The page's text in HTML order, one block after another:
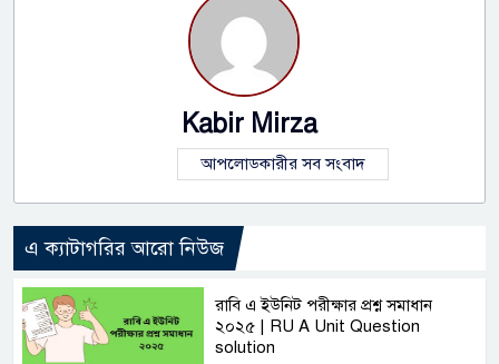
Kabir Mirza
আপলোডকারীর সব সংবাদ
এ ক্যাটাগরির আরো নিউজ
রাবি এ ইউনিট পরীক্ষার প্রশ্ন সমাধান
২০২৫ | RU A Unit Question
solution